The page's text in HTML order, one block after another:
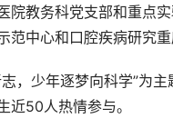
院教务科党支部和重点
范中心和口腔疾病研究重
，少年逐梦向科学”为
近50人热情参与。